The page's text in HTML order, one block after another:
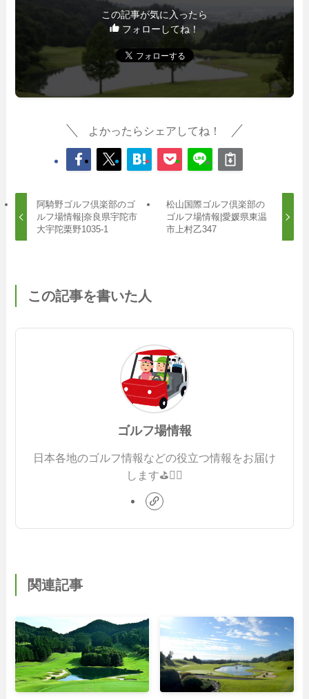
この記事が気に入ったら
フォローしてね！
よかったらシェアしてね！
阿騎野ゴルフ倶楽部のゴ
ルフ場情報|奈良県宇陀市
大宇陀栗野1035-1
松山国際ゴルフ倶楽部の
ゴルフ場情報|愛媛県東温
市上村乙347
この記事を書いた人
ゴルフ場情報
日本各地のゴルフ情報などの役立つ情報をお届け
します⛳️🏌️‍♂️
関連記事